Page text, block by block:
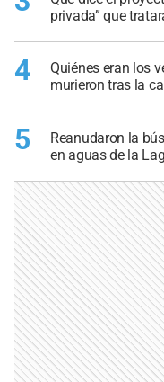
privada” que
4
Quiénes eran los
murieron tras la
5
Reanudaron la
en aguas de la